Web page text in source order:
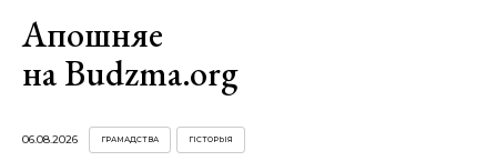
Апошняе
на Budzma.org
06.08.2026 ГРАМАДСТВА ГІСТОРЫЯ